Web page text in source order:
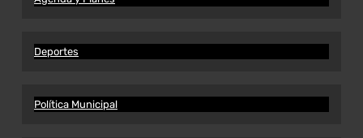
Deportes
Política Municipal